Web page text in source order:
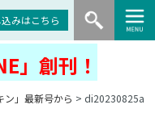
みはこちら
」創刊！
ン」最新号から > di20230825a